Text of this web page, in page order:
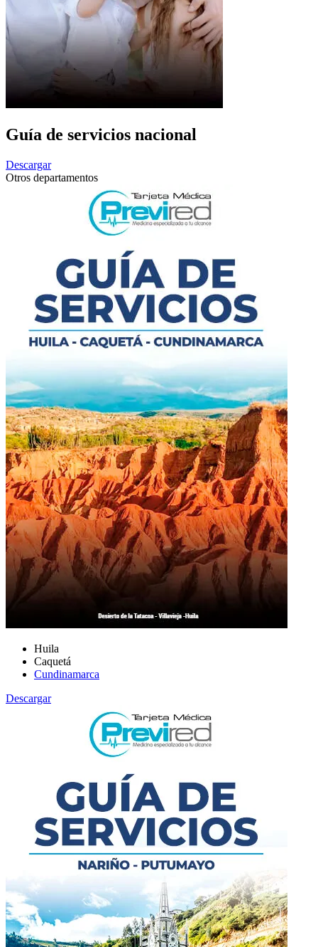
Guía de servicios nacional
Descargar
Otros departamentos
Huila
Caquetá
Cundinamarca
Descargar